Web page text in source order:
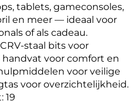
tablets, gameconsoles,
en meer — ideaal voor
of als cadeau.
staal bits voor
handvat voor comfort en
voor veilige
voor overzichtelijkheid.
19